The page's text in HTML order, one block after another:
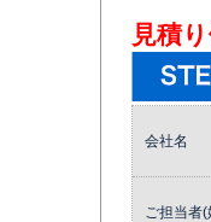
見積
会社名
ご担当者(